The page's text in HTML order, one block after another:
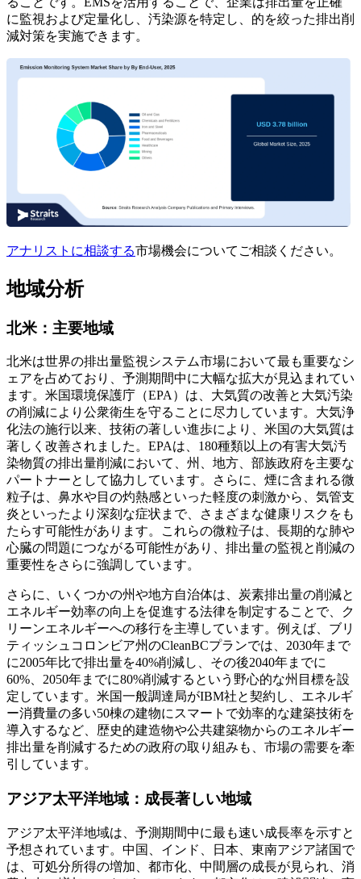
に監視および定量化し、汚染源を特定し、的を絞った排出削
減対策を実施できます。
アナリストに相談する市場機会についてご相談ください。
地域分析
北米：主要地域
北米は世界の排出量監視システム市場において最も重要なシ
ェアを占めており、予測期間中に大幅な拡大が見込まれてい
ます。米国環境保護庁（EPA）は、大気質の改善と大気汚染
の削減により公衆衛生を守ることに尽力しています。大気浄
化法の施行以来、技術の著しい進歩により、米国の大気質は
著しく改善されました。EPAは、180種類以上の有害大気汚
染物質の排出量削減において、州、地方、部族政府を主要な
パートナーとして協力しています。さらに、煙に含まれる微
粒子は、鼻水や目の灼熱感といった軽度の刺激から、気管支
炎といったより深刻な症状まで、さまざまな健康リスクをも
たらす可能性があります。これらの微粒子は、長期的な肺や
心臓の問題につながる可能性があり、排出量の監視と削減の
重要性をさらに強調しています。
さらに、いくつかの州や地方自治体は、炭素排出量の削減と
エネルギー効率の向上を促進する法律を制定することで、ク
リーンエネルギーへの移行を主導しています。例えば、ブリ
ティッシュコロンビア州のCleanBCプランでは、2030年まで
に2005年比で排出量を40%削減し、その後2040年までに
60%、2050年までに80%削減するという野心的な州目標を設
定しています。米国一般調達局がIBM社と契約し、エネルギ
ー消費量の多い50棟の建物にスマートで効率的な建築技術を
導入するなど、歴史的建造物や公共建築物からのエネルギー
排出量を削減するための政府の取り組みも、市場の需要を牽
引しています。
アジア太平洋地域：成長著しい地域
アジア太平洋地域は、予測期間中に最も速い成長率を示すと
予想されています。中国、インド、日本、東南アジア諸国で
は、可処分所得の増加、都市化、中間層の成長が見られ、消